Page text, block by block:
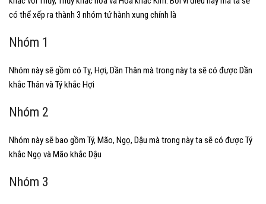
có thể xếp ra thành 3 nhóm tứ hành xung chính là
Nhóm 1
Nhóm này sẽ gồm có Tỵ, Hợi, Dần Thân mà trong này ta sẽ có được Dần
khắc Thân và Tý khắc Hợi
Nhóm 2
Nhóm này sẽ bao gồm Tý, Mão, Ngọ, Dậu mà trong này ta sẽ có được Tý
khắc Ngọ và Mão khắc Dậu
Nhóm 3